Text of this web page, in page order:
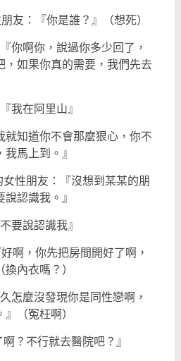
友：『你是誰？』（想死）
你啊你，說過你多少回了，
，如果你真的需要，我們先去
我在阿里山』
就知道你不會那麼狠心，你不
馬上到。』
性朋友：『沒想到某某的朋
認識我。』
要說認識我』
啊，你先把房間開好了啊，
內衣嗎？）
怎麼沒發現你是同性戀啊，
（冤枉啊）
？不行就去醫院吧？』